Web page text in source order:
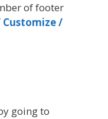
of footer
Customize /
going to